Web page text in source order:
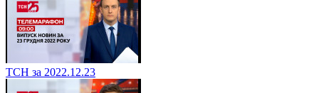
ТСН за 2022.12.23